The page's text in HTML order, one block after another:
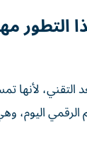
التطور
التقني، لأنها
اليوم،